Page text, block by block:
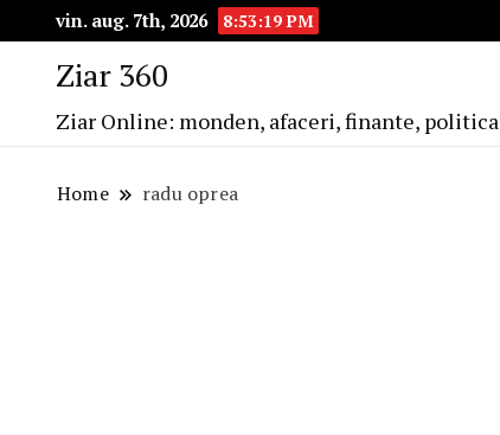
vin. aug. 7th, 2026 8:53:20 PM
Ziar 360
Ziar Online: monden, afaceri, finante, politica
Home radu oprea